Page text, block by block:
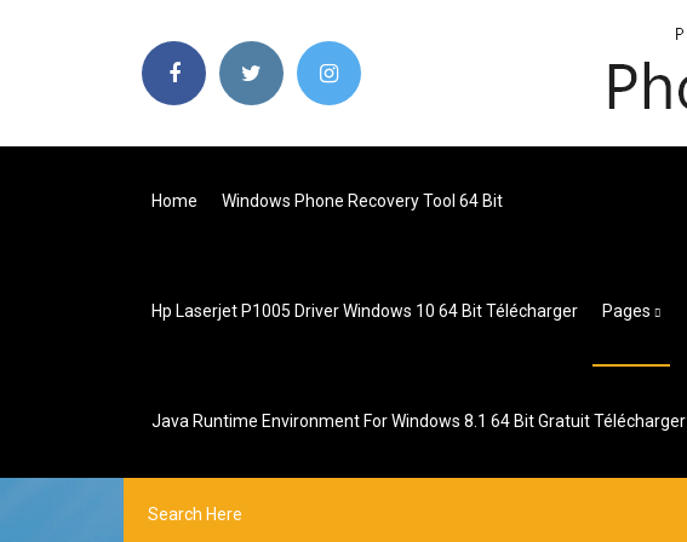
Home Windows Phone Recovery Tool 64 Bit
Hp Laserjet P1005 Driver Windows 10 64 Bit Télécharger Pages
Java Runtime Environment For Windows 8.1 64 Bit Gratuit Télécharger